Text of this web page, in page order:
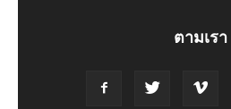
ตามเรา